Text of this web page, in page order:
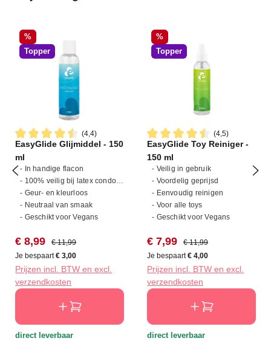
Korting
%
Topper
(4,4)
Gemiddelde waardering van 4.4 van 5 sterren
EasyGlide Glijmiddel - 150
ml
- In handige flacon
- 100% veilig bij latex condooms
- Geur- en kleurloos
- Neutraal van smaak
- Geschikt voor Vegans
Verkoopprijs:
€ 8,99 Normale prijs:
€ 11,99
Je bespaart€ 3,00
Prijzen incl. BTW en excl.
verzendkosten
direct leverbaar
Korting
%
Topper
(4,5)
Gemiddelde waardering van
EasyGlide Toy Reiniger -
150 ml
- Veilig in gebruik
- Voordelig geprijsd
- Eenvoudig reinigen
- Voor alle toys
- Geschikt voor Vegans
Verkoopprijs:
€ 7,99 Normale prijs:
€ 11,99
Je bespaart€ 4,00
Prijzen incl. BTW en excl.
verzendkosten
direct leverbaar